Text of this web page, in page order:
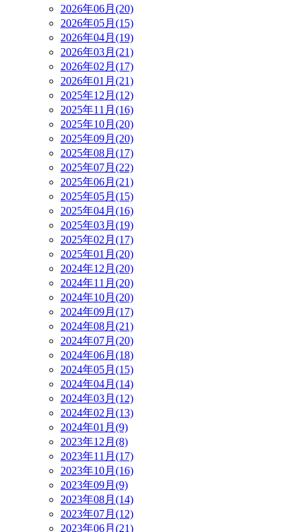
2026年06月(20)
2026年05月(15)
2026年04月(19)
2026年03月(21)
2026年02月(17)
2026年01月(21)
2025年12月(12)
2025年11月(16)
2025年10月(20)
2025年09月(20)
2025年08月(17)
2025年07月(22)
2025年06月(21)
2025年05月(15)
2025年04月(16)
2025年03月(19)
2025年02月(17)
2025年01月(20)
2024年12月(20)
2024年11月(20)
2024年10月(20)
2024年09月(17)
2024年08月(21)
2024年07月(20)
2024年06月(18)
2024年05月(15)
2024年04月(14)
2024年03月(12)
2024年02月(13)
2024年01月(9)
2023年12月(8)
2023年11月(17)
2023年10月(16)
2023年09月(9)
2023年08月(14)
2023年07月(12)
2023年06月(21)